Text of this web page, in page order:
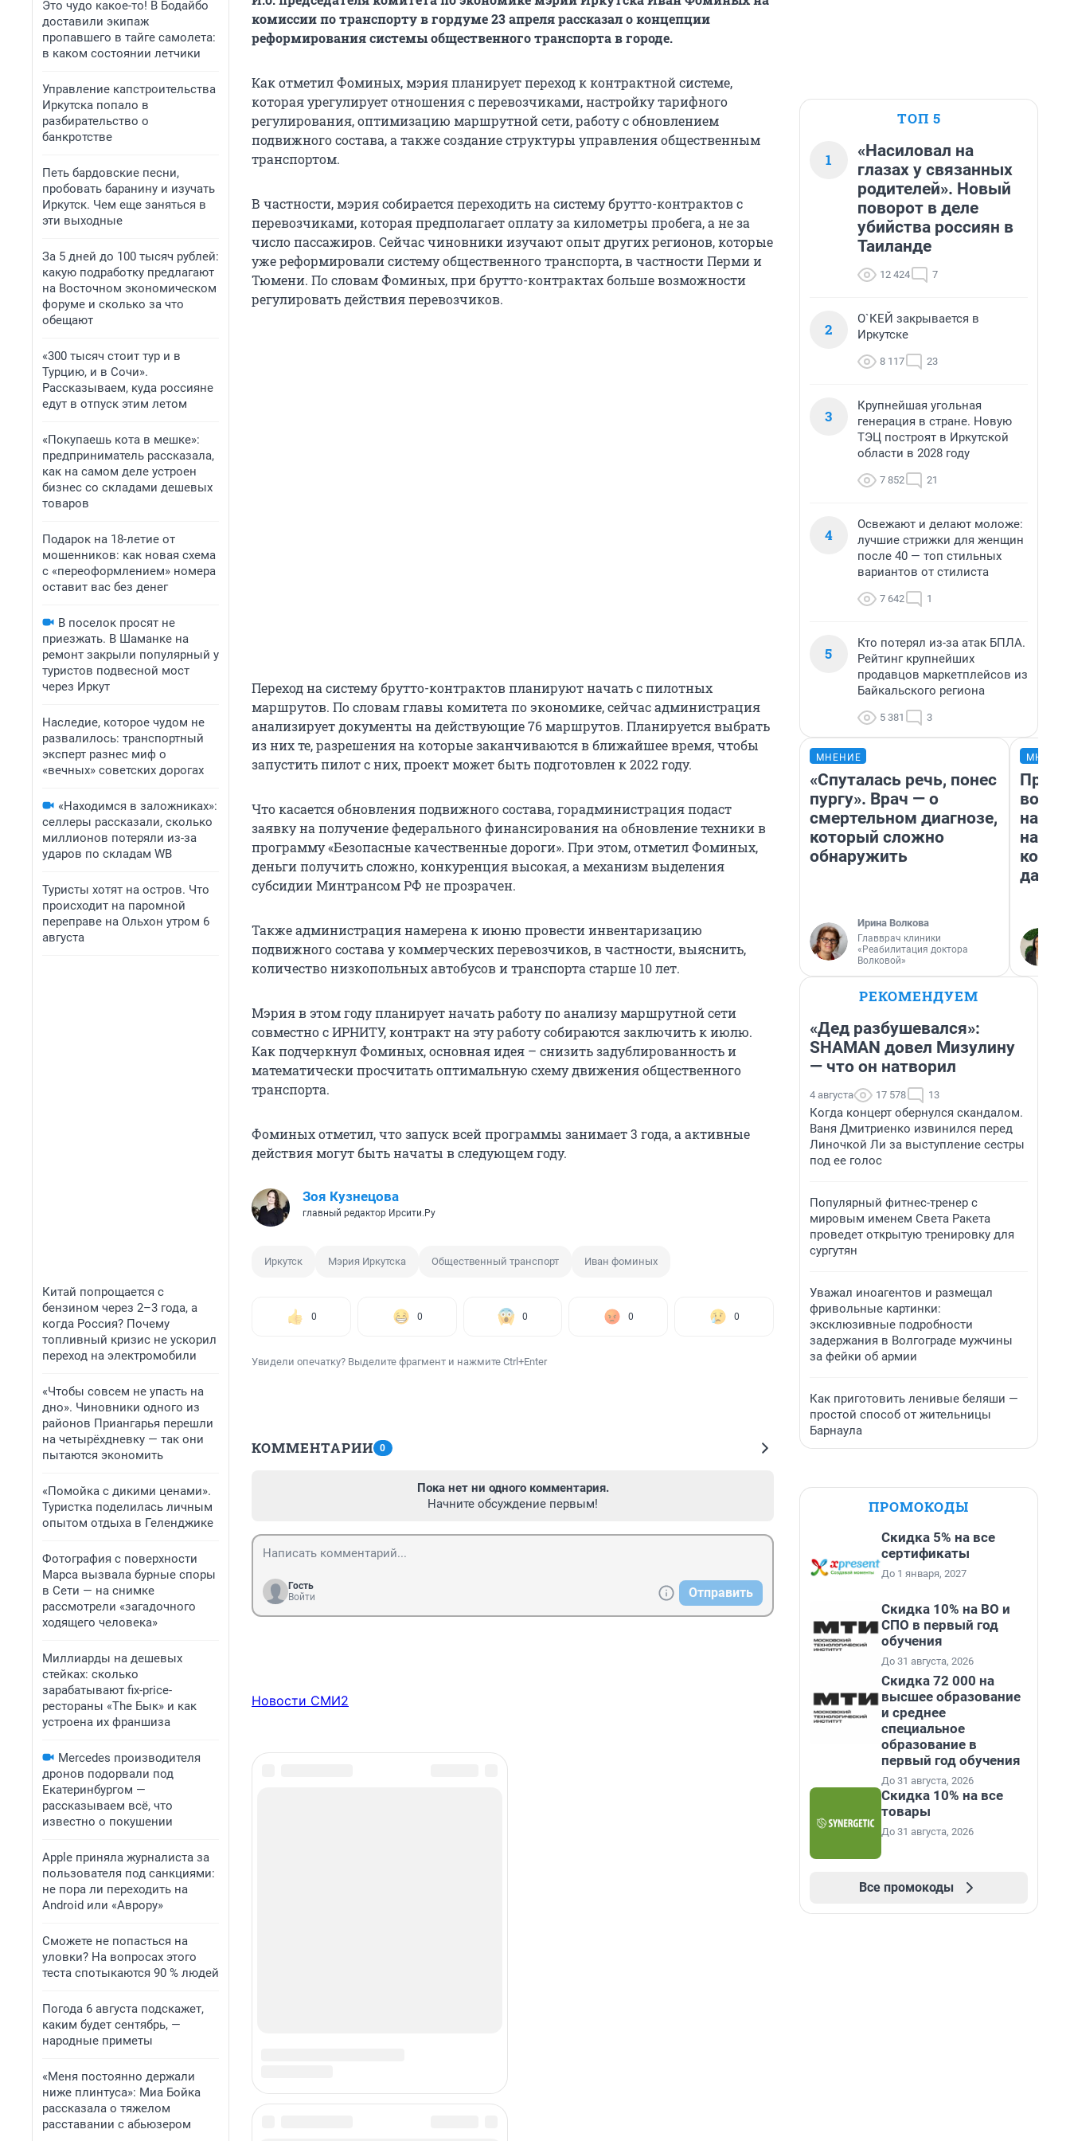
Это чудо какое-то! В Бодайбо
доставили экипаж
пропавшего в тайге самолета:
в каком состоянии летчики
Управление капстроительства
Иркутска попало в
разбирательство о
банкротстве
Петь бардовские песни,
пробовать баранину и изучать
Иркутск. Чем еще заняться в
эти выходные
За 5 дней до 100 тысяч рублей:
какую подработку предлагают
на Восточном экономическом
форуме и сколько за что
обещают
«300 тысяч стоит тур и в
Турцию, и в Сочи».
Рассказываем, куда россияне
едут в отпуск этим летом
«Покупаешь кота в мешке»:
предприниматель рассказала,
как на самом деле устроен
бизнес со складами дешевых
товаров
Подарок на 18-летие от
мошенников: как новая схема
с «переоформлением» номера
оставит вас без денег
В поселок просят не
приезжать. В Шаманке на
ремонт закрыли популярный у
туристов подвесной мост
через Иркут
Наследие, которое чудом не
развалилось: транспортный
эксперт разнес миф о
«вечных» советских дорогах
«Находимся в заложниках»:
селлеры рассказали, сколько
миллионов потеряли из-за
ударов по складам WB
Туристы хотят на остров. Что
происходит на паромной
переправе на Ольхон утром 6
августа
Китай попрощается с
бензином через 2–3 года, а
когда Россия? Почему
топливный кризис не ускорил
переход на электромобили
«Чтобы совсем не упасть на
дно». Чиновники одного из
районов Приангарья перешли
на четырёхдневку — так они
пытаются экономить
«Помойка с дикими ценами».
Туристка поделилась личным
опытом отдыха в Геленджике
Фотография с поверхности
Марса вызвала бурные споры
в Сети — на снимке
рассмотрели «загадочного
ходящего человека»
Миллиарды на дешевых
стейках: сколько
зарабатывают fix-price-
рестораны «The Бык» и как
устроена их франшиза
Mercedes производителя
дронов подорвали под
Екатеринбургом —
рассказываем всё, что
известно о покушении
Apple приняла журналиста за
пользователя под санкциями:
не пора ли переходить на
Android или «Аврору»
Сможете не попасться на
уловки? На вопросах этого
теста спотыкаются 90 % людей
Погода 6 августа подскажет,
каким будет сентябрь, —
народные приметы
«Меня постоянно держали
ниже плинтуса»: Миа Бойка
рассказала о тяжелом
расставании с абьюзером
комиссии по транспорту в гордуме 23 апреля рассказал о концепции
реформирования системы общественного транспорта в городе.
Как отметил Фоминых, мэрия планирует переход к контрактной системе,
которая урегулирует отношения с перевозчиками, настройку тарифного
регулирования, оптимизацию маршрутной сети, работу с обновлением
подвижного состава, а также создание структуры управления общественным
транспортом.
В частности, мэрия собирается переходить на систему брутто-контрактов с
перевозчиками, которая предполагает оплату за километры пробега, а не за
число пассажиров. Сейчас чиновники изучают опыт других регионов, которые
уже реформировали систему общественного транспорта, в частности Перми и
Тюмени. По словам Фоминых, при брутто-контрактах больше возможности
регулировать действия перевозчиков.
Переход на систему брутто-контрактов планируют начать с пилотных
маршрутов. По словам главы комитета по экономике, сейчас администрация
анализирует документы на действующие 76 маршрутов. Планируется выбрать
из них те, разрешения на которые заканчиваются в ближайшее время, чтобы
запустить пилот с них, проект может быть подготовлен к 2022 году.
Что касается обновления подвижного состава, горадминистрация подаст
заявку на получение федерального финансирования на обновление техники в
программу «Безопасные качественные дороги». При этом, отметил Фоминых,
деньги получить сложно, конкуренция высокая, а механизм выделения
субсидии Минтрансом РФ не прозрачен.
Также администрация намерена к июню провести инвентаризацию
подвижного состава у коммерческих перевозчиков, в частности, выяснить,
количество низкопольных автобусов и транспорта старше 10 лет.
Мэрия в этом году планирует начать работу по анализу маршрутной сети
совместно с ИРНИТУ, контракт на эту работу собираются заключить к июлю.
Как подчеркнул Фоминых, основная идея – снизить задублированность и
математически просчитать оптимальную схему движения общественного
транспорта.
Фоминых отметил, что запуск всей программы занимает 3 года, а активные
действия могут быть начаты в следующем году.
Зоя Кузнецова
главный редактор Ирсити.Ру
Иркутск Мэрия Иркутска Общественный транспорт Иван фоминых
0 0 0 0 0
Увидели опечатку? Выделите фрагмент и нажмите Ctrl+Enter
КОММЕНТАРИИ 0
Пока нет ни одного комментария.
Начните обсуждение первым!
Гость
Войти
Отправить
Новости СМИ2
ТОП 5
1
«Насиловал на
глазах у связанных
родителей». Новый
поворот в деле
убийства россиян в
Таиланде
12 424 7
2
О`КЕЙ закрывается в
Иркутске
8 117 23
3
Крупнейшая угольная
генерация в стране. Новую
ТЭЦ построят в Иркутской
области в 2028 году
7 852 21
4
Освежают и делают моложе:
лучшие стрижки для женщин
после 40 — топ стильных
вариантов от стилиста
7 642 1
5
Кто потерял из-за атак БПЛА.
Рейтинг крупнейших
продавцов маркетплейсов из
Байкальского региона
5 381 3
МНЕНИЕ
«Спуталась речь, понес
пургу». Врач — о
смертельном диагнозе,
который сложно
обнаружить
Ирина Волкова
Главврач клиники
«Реабилитация доктора
Волковой»
нам
даже
РЕКОМЕНДУЕМ
«Дед разбушевался»:
SHAMAN довел Мизулину
— что он натворил
4 августа 17 578 13
Когда концерт обернулся скандалом.
Ваня Дмитриенко извинился перед
Линочкой Ли за выступление сестры
под ее голос
Популярный фитнес-тренер с
мировым именем Света Ракета
проведет открытую тренировку для
сургутян
Уважал иноагентов и размещал
фривольные картинки:
эксклюзивные подробности
задержания в Волгограде мужчины
за фейки об армии
Как приготовить ленивые беляши —
простой способ от жительницы
Барнаула
ПРОМОКОДЫ
Скидка 5% на все
сертификаты
До 1 января, 2027
Скидка 10% на ВО и
СПО в первый год
обучения
До 31 августа, 2026
Скидка 72 000 на
высшее образование
и среднее
специальное
образование в
первый год обучения
До 31 августа, 2026
Скидка 10% на все
товары
До 31 августа, 2026
Все промокоды